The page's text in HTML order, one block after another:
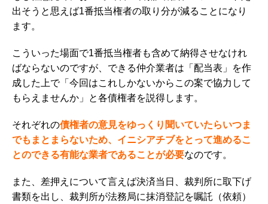
出そうと思えば1番抵当権者の取り分が減ることになり
ます。
こういった場面で1番抵当権者も含めて納得させなけれ
ばならないのですが、できる仲介業者は「配当表」を作
成した上で「今回はこれしかないからこの案で協力して
もらえませんか」と各債権者を説得します。
それぞれの債権者の意見をゆっくり聞いていたらいつま
でもまとまらないため、イニシアチブをとって進めるこ
とのできる有能な業者であることが必要なのです。
また、差押えについて言えば決済当日、裁判所に取下げ
書類を出し、裁判所が法務局に抹消登記を嘱託（依頼）